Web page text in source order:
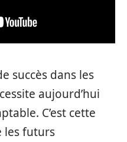
succès dans les
aujourd’hui
C’est cette
les futurs